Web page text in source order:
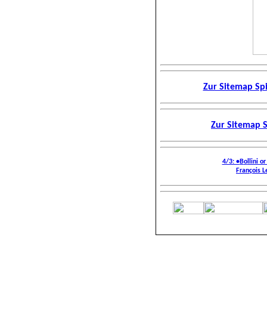
Zur Sitemap
Zur Sitemap
4/3: •Bollini or
François